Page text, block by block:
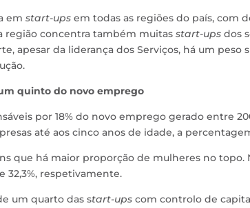
em start-ups em todas as regiões do país, com
região concentra também muitas start-ups dos
apesar da liderança dos Serviços, há um
quinto do novo emprego
por 18% do novo emprego gerado entre
até aos cinco anos de idade, a
que há maior proporção de mulheres no topo.
32,3%, respetivamente.
um quarto das start-ups com controlo de